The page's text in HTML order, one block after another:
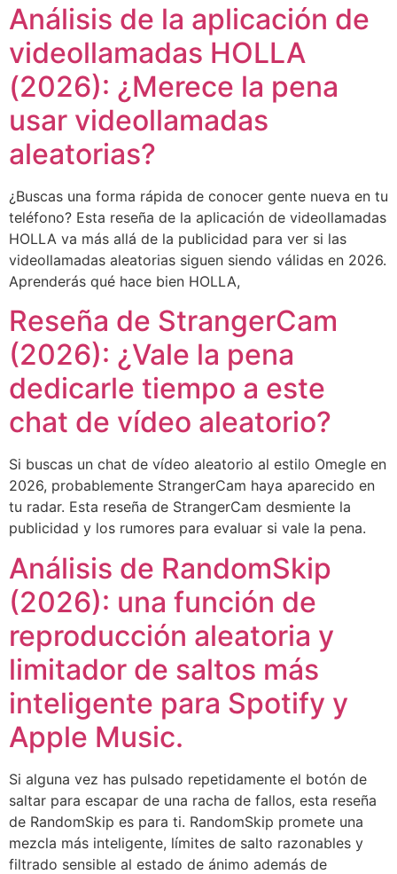
Análisis de la aplicación de
videollamadas HOLLA
(2026): ¿Merece la pena
usar videollamadas
aleatorias?
¿Buscas una forma rápida de conocer gente nueva en tu
teléfono? Esta reseña de la aplicación de videollamadas
HOLLA va más allá de la publicidad para ver si las
videollamadas aleatorias siguen siendo válidas en 2026.
Aprenderás qué hace bien HOLLA,
Reseña de StrangerCam
(2026): ¿Vale la pena
dedicarle tiempo a este
chat de vídeo aleatorio?
Si buscas un chat de vídeo aleatorio al estilo Omegle en
2026, probablemente StrangerCam haya aparecido en
tu radar. Esta reseña de StrangerCam desmiente la
publicidad y los rumores para evaluar si vale la pena.
Análisis de RandomSkip
(2026): una función de
reproducción aleatoria y
limitador de saltos más
inteligente para Spotify y
Apple Music.
Si alguna vez has pulsado repetidamente el botón de
saltar para escapar de una racha de fallos, esta reseña
de RandomSkip es para ti. RandomSkip promete una
mezcla más inteligente, límites de salto razonables y
filtrado sensible al estado de ánimo además de